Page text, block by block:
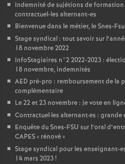
Indemnité de sujétions de
contractuel-les alternant-es
Bienvenue dans le métier, le Snes-
Stage syndical : tout savoir sur
18 novembre 2022
InfoStagiaires n°2 2022-2023 :
18 novembre, indemnités
AED pré-pro : remboursement de la
complémentaire
Le 22 et 23 novembre : je vote en
Contractuel·les alternant·es : grande
Enquête du Snes-FSU sur l’oral
CAPES« rénové»
Stage syndical pour les enseignant-
14 mars 2023!